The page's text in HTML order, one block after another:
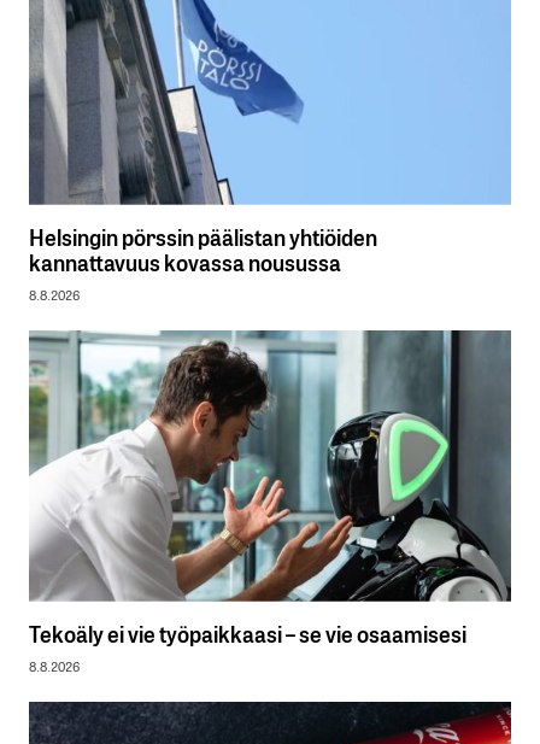
Helsingin pörssin päälistan yhtiöiden
kannattavuus kovassa nousussa
8.8.2026
Tekoäly ei vie työpaikkaasi – se vie osaamisesi
8.8.2026